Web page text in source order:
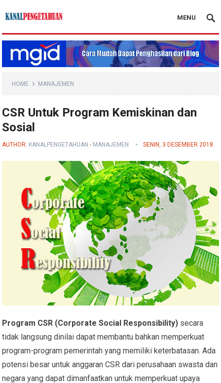
Kanal Pengetahuan
MENU
HOME MANAJEMEN
CSR Untuk Program Kemiskinan dan
Sosial
AUTHOR: KANALPENGETAHUAN - MANAJEMEN SENIN, 3 DESEMBER 2018
Program CSR (Corporate Social Responsibility) secara
tidak langsung dinilai dapat membantu bahkan memperkuat
program-program pemerintah yang memiliki keterbatasan. Ada
potensi besar untuk anggaran CSR dari perusahaan swasta dan
negara yang dapat dimanfaatkan untuk memperkuat upaya